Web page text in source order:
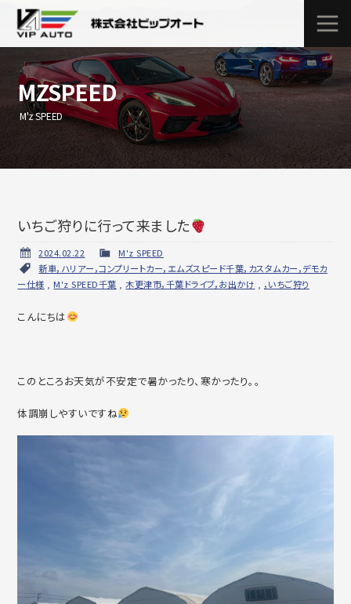
MZSPEED
M'z SPEED
いちご狩りに行って来ました
2024.02.22
M'z SPEED
新車，ハリアー，コンプリートカー，エムズスピード千葉，カスタムカー，デモカ
ー仕様
M'z SPEED千葉 ,木更津市，千葉ドライブ，お出かけ ，いちご狩り
こんにちは
このところお天気が不安定で暑かったり、寒かったり。。
体調崩しやすいですね